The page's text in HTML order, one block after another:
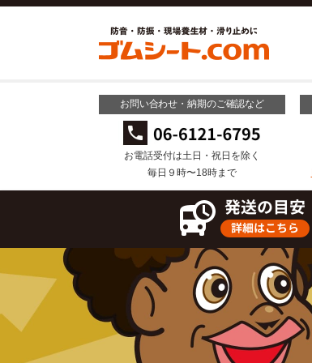
お問い合わせ・納期のご確認など
お電話受付は土日・祝日を除く
毎日９時〜18時まで